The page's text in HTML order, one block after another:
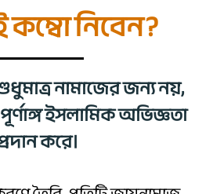
নিবেন?
নামাজের জন্য নয়,
ইসলামিক অভিজ্ঞতা
করে।